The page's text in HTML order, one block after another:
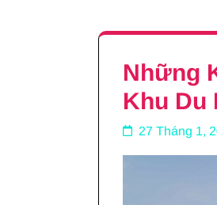
Những
Khu Du
27 Tháng 1,